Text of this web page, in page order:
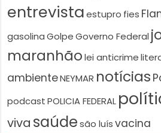
entrevista estupro fies
gasolina Golpe Governo Federal
maranhão lei anticrime
ambienteNEYMAR notícias
podcast POLICIA FEDERAL
viva saúde são luís vacina